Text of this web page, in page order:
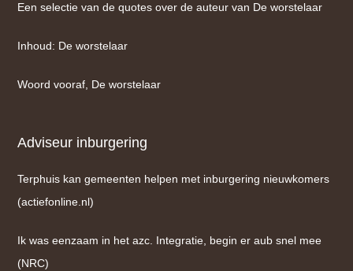
Een selectie van de quotes over de auteur van De worstelaar
Inhoud: De worstelaar
Woord vooraf, De worstelaar
Adviseur inburgering
Terphuis kan gemeenten helpen met inburgering nieuwkomers
(actiefonline.nl)
Ik was eenzaam in het azc. Integratie, begin er aub snel mee
(NRC)